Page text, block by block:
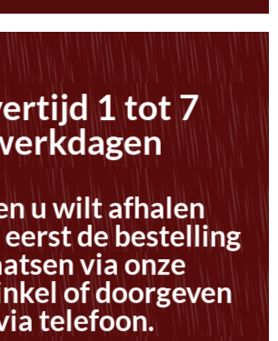
1 tot 7
u wilt afhalen
de bestelling
via onze
of doorgeven
telefoon.